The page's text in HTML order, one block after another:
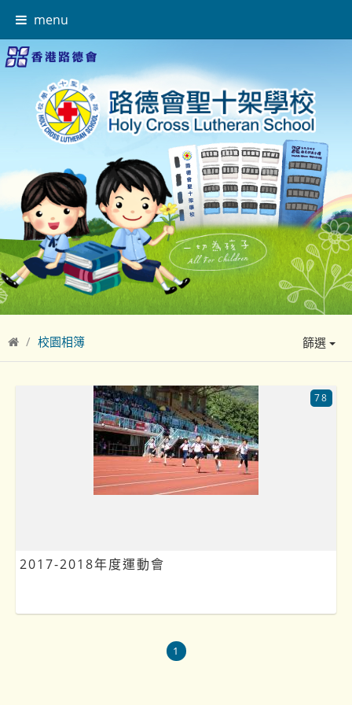
menu
校園相簿 篩選
2017-2018年度運動會
78
1